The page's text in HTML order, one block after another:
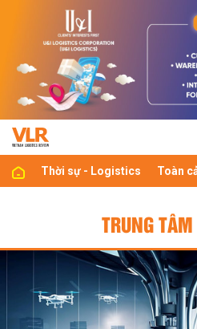
Thời sự - Logistics Toàn
TRUNG